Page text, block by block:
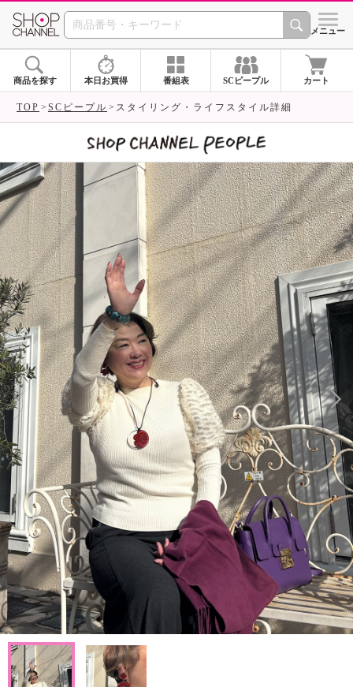
SHOP CHANNEL シメニュー
商品を探す 本日お買得 番組表 SCピープル カート
TOP SCピープル スタイリング・ライフスタイル詳細